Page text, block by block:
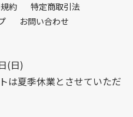
約
特定商取引法
お問い合わせ
(日)
は夏季休業とさせていただ